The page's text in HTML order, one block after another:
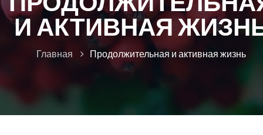
И АКТИВНАЯ
Главная Продолжительная и активная жизнь